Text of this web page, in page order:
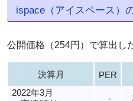
ispace（アイスペース）
公開価格（254円）で算出し
決算月 PER
2022年3月
-